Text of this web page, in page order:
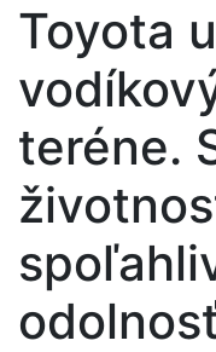
Toyota
teréne.